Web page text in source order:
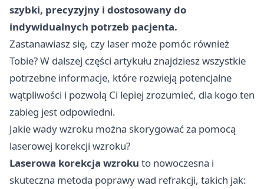
szybki, precyzyjny i dostosowany do
indywidualnych potrzeb pacjenta.
Zastanawiasz się, czy laser może pomóc również
Tobie? W dalszej części artykułu znajdziesz wszystkie
potrzebne informacje, które rozwieją potencjalne
wątpliwości i pozwolą Ci lepiej zrozumieć, dla kogo ten
zabieg jest odpowiedni.
Jakie wady wzroku można skorygować za pomocą
laserowej korekcji wzroku?
Laserowa korekcja wzroku to nowoczesna i
skuteczna metoda poprawy wad refrakcji, takich jak: